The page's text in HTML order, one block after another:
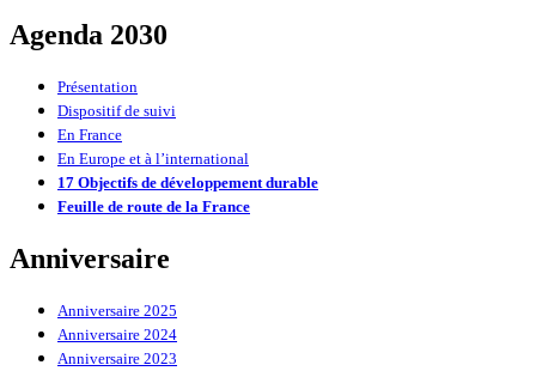
Agenda 2030
Présentation
Dispositif de suivi
En France
En Europe et à l’international
17 Objectifs de développement durable
Feuille de route de la France
Anniversaire
Anniversaire 2025
Anniversaire 2024
Anniversaire 2023